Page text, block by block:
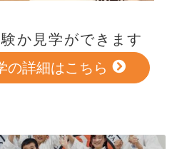
か見学ができます
の詳細はこちら